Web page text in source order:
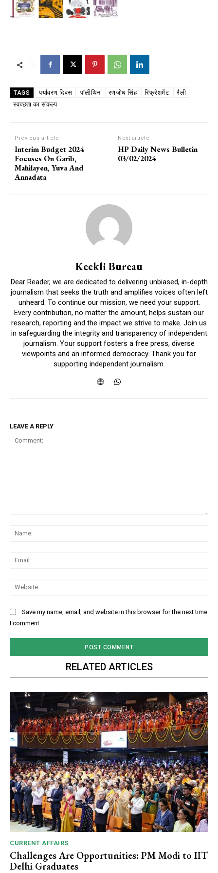
TAGS पर्यावरण दिवस पॉलीथिन रणजोध सिंह रिफ्रेशमेंट
रैली
स्वच्छता का संकल्प
Previous article
Interim Budget 2024
Focuses On Garib,
Mahilayen, Yuva And
Annadata
Next article
HP Daily News Bulletin
03/02/2024
Keekli Bureau
Dear Reader, we are dedicated to delivering unbiased, in-depth
journalism that seeks the truth and amplifies voices often left
unheard. To continue our mission, we need your support.
Every contribution, no matter the amount, helps sustain our
research, reporting and the impact we strive to make. Join us
in safeguarding the integrity and transparency of independent
journalism. Your support fosters a free press, diverse
viewpoints and an informed democracy. Thank you for
supporting independent journalism.
LEAVE A REPLY
Save my name, email, and website in this browser for the next time
I comment.
RELATED ARTICLES
CURRENT AFFAIRS
Challenges Are Opportunities: PM Modi to IIT
Delhi Graduates